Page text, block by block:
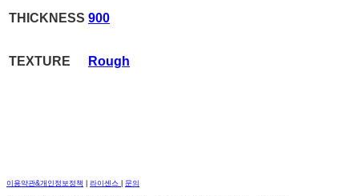
THICKNESS 900
TEXTURE Rough
이용약관&개인정보정책 라이센스 문의